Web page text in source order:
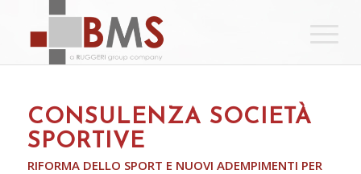
CONSULENZA SOCIETÀ
SPORTIVE
RIFORMA DELLO SPORT E NUOVI ADEMPIMENTI PER